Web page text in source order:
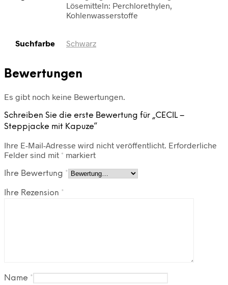
Lösemitteln: Perchlorethylen,
Kohlenwasserstoffe
Suchfarbe Schwarz
Bewertungen
Es gibt noch keine Bewertungen.
Schreiben Sie die erste Bewertung für „CECIL –
Steppjacke mit Kapuze“
Ihre E-Mail-Adresse wird nicht veröffentlicht. Erforderliche
Felder sind mit * markiert
Ihre Bewertung *
Ihre Rezension *
Name *